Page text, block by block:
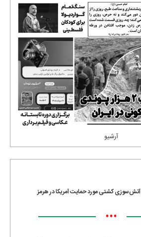
آرشیو
آتش‌سوزی کشتی مورد حمایت آمریکا در هرمز
•••